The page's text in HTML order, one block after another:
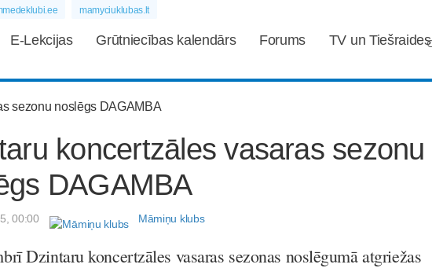
mamyciuklubas.lt
E-Lekcijas Grūtniecības kalendārs Forums TV un Tiešraides
koncertzāles vasaras sezonu
DAGAMBA
00:00 Māmiņu klubs
Dzintaru koncertzāles vasaras sezonas noslēgumā atgriežas